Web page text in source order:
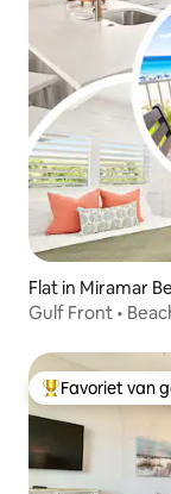
Flat in Miramar
Gulf Front •
Topfavoriet van
Favoriet van